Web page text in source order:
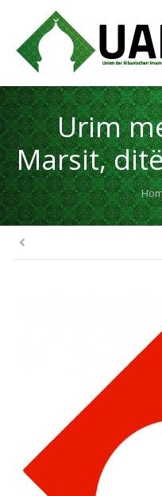
Urim
Marsit,
You are here: